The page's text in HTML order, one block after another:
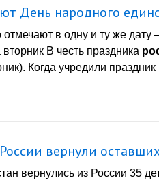
День народного
отмечают в одну и ту же
В честь праздника
Когда учредили
вернули
вернулись из России 35